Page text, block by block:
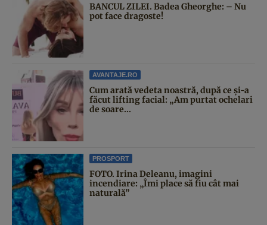
BANCUL ZILEI. Badea Gheorghe: – Nu
pot face dragoste!
AVANTAJE.RO
Cum arată vedeta noastră, după ce și-a
făcut lifting facial: „Am purtat ochelari
de soare...
PROSPORT
FOTO. Irina Deleanu, imagini
incendiare: „Îmi place să fiu cât mai
naturală”